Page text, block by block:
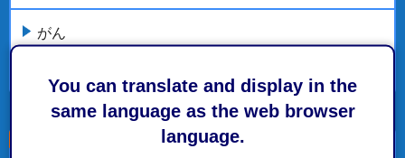
You can translate and display in the
same language as the web browser
language.
がん
もっとみる